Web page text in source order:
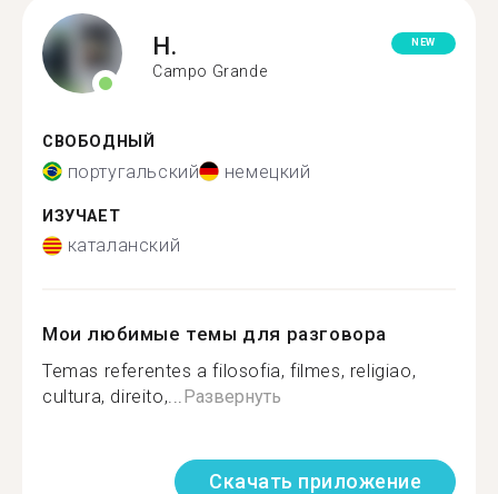
H.
Campo Grande
NEW
СВОБОДНЫЙ
португальский немецкий
ИЗУЧАЕТ
каталанский
Мои любимые темы для разговора
Temas referentes a filosofia, filmes, religiao,
cultura, direito,...Развернуть
Скачать приложение